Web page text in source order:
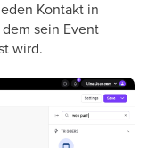
Kontakt in
sein Event
wird.